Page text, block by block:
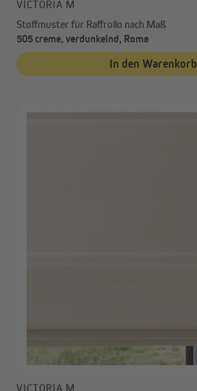
VICTORIA M
Stoffmuster für Raffrollo nach Maß
505 creme, verdunkelnd, Roma
In den Warenkorb
VICTORIA M